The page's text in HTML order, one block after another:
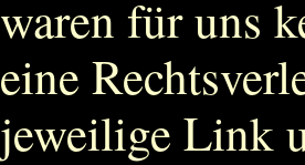
waren für uns
eine
jeweilige Link